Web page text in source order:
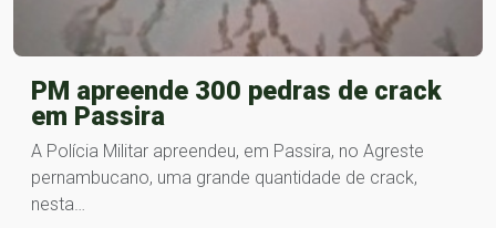
PM apreende 300 pedras de crack
em Passira
A Polícia Militar apreendeu, em Passira, no Agreste
pernambucano, uma grande quantidade de crack,
nesta…